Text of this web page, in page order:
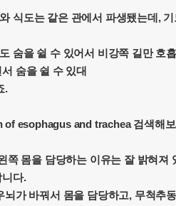
식도는 같은 관에서 파생됐는데,
숨을 쉴 수 있어서 비강쪽 길만 호
숨을 쉴 수 있대
.
of esophagus and trachea 검색해
쪽 몸을 담당하는 이유는 잘 밝혀져
니다.
뇌가 바꿔서 몸을 담당하고, 무척추